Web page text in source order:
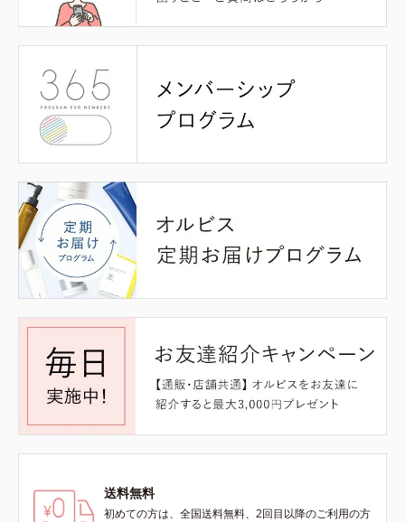
送料無料
初めての方は、全国送料無料、2回目以降のご利用の方